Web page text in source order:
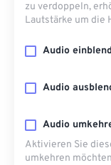
zu verdoppeln,
Lautstärke um die
Audio
Audio
Audio
Aktivieren Sie
umkehren möchten